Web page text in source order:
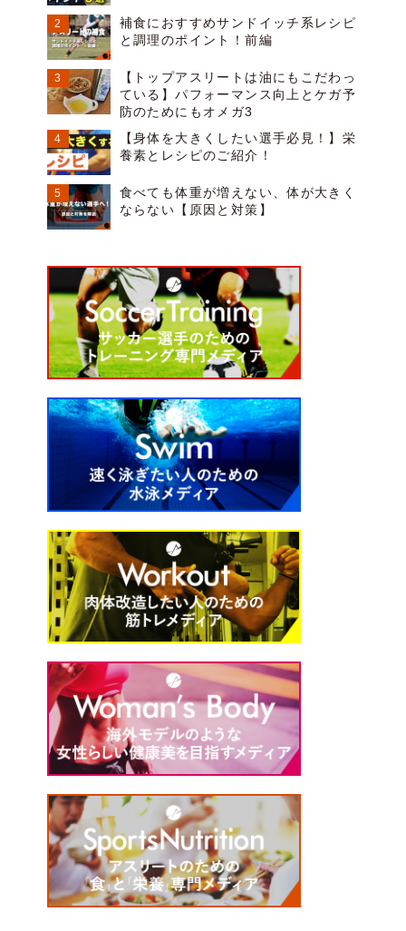
補食におすすめサンドイッチ系レシピ
と調理のポイント！前編
【トップアスリートは油にもこだわっ
ている】パフォーマンス向上とケガ予
防のためにもオメガ3
【身体を大きくしたい選手必見！】栄
養素とレシピのご紹介！
食べても体重が増えない、体が大きく
ならない【原因と対策】